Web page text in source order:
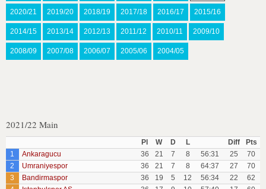
2020/21 2019/20 2018/19 2017/18 2016/17 2015/16
2014/15 2013/14 2012/13 2011/12 2010/11 2009/10
2008/09 2007/08 2006/07 2005/06 2004/05
2021/22 Main
Pl W D L Diff
Pts
1
Ankaragucu 36 21 7 8 56:31 25
70
2
Umraniyespor 36 21 7 8 64:37 27
70
3
Bandirmaspor 36 19 5 12 56:34 22
62